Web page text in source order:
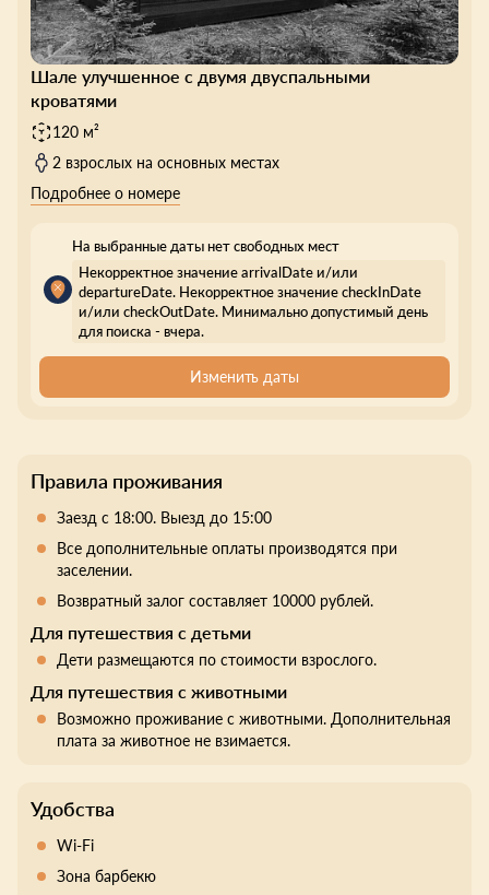
Шале улучшенное с двумя двуспальными
кроватями
120 м²
2 взрослых на основных местах
Подробнее о номере
На выбранные даты нет свободных мест
Некорректное значение arrivalDate и/или
departureDate. Некорректное значение checkInDate
и/или checkOutDate. Минимально допустимый день
для поиска - вчера.
Изменить даты
Правила проживания
Заезд с 18:00. Выезд до 15:00
Все дополнительные оплаты производятся при
заселении.
Возвратный залог составляет 10000 рублей.
Для путешествия с детьми
Дети размещаются по стоимости взрослого.
Для путешествия с животными
Возможно проживание с животными. Дополнительная
плата за животное не взимается.
Удобства
Wi-Fi
Зона барбекю